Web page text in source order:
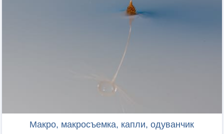
Макро, макросъемка, капли, одуванчик